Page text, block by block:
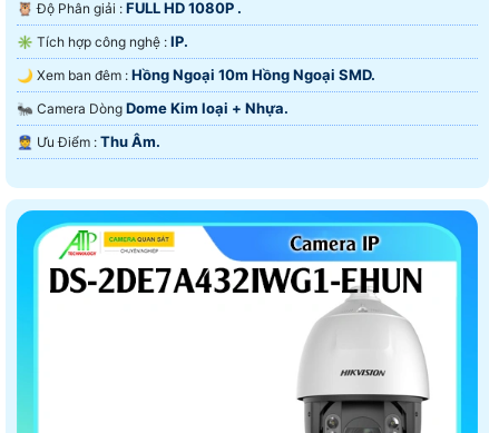
🦉 Độ Phân giải : FULL HD 1080P .
✳️ Tích hợp công nghệ : IP.
🌙 Xem ban đêm : Hồng Ngoại 10m Hồng Ngoại SMD.
🐜 Camera Dòng Dome Kim loại + Nhựa.
️👮 Ưu Điểm : Thu Âm.